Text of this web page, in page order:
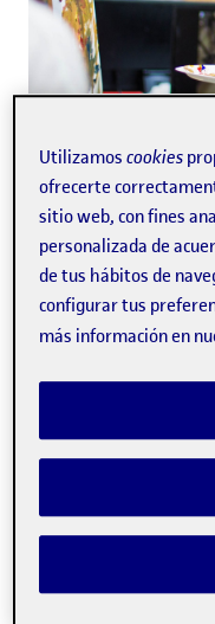
El concepto de
de las tecnologías
el desarrollo de
orientado a
muy nuevo,
virtual y
todo lo relacionado
inmersivas de los
¿Qué es la
Definición
virtual en
¿Qué es VR? Pues
simula la realidad
Utilizamoscookies
ofrecerte
sitio web, con fines
personalizada de
de tus hábitos de
configurar tus
más información en